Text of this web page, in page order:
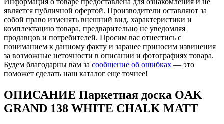
Информация о товаре предоставлена для ознакомления и не
является публичной офертой. Производители оставляют за
собой право изменять внешний вид, характеристики и
комплектацию товара, предварительно не уведомляя
продавцов и потребителей. Просим вас отнестись с
пониманием к данному факту и заранее приносим извинения
за возможные неточности в описании и фотографиях товара.
Будем благодарны вам за сообщение об ошибках — это
поможет сделать наш каталог еще точнее!
ОПИСАНИЕ Паркетная доска OAK
GRAND 138 WHITE CHALK MATT